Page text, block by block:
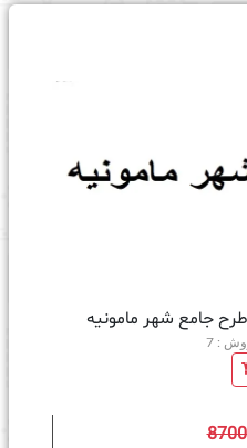
جامع شهر مامونیه
: 7